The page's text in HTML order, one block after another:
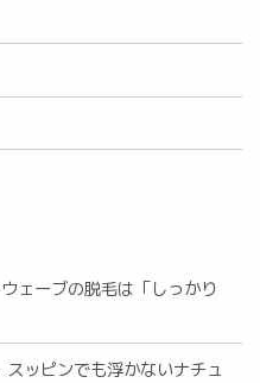
ェーブの脱毛は「しっかり
ッピンでも浮かないナチュ